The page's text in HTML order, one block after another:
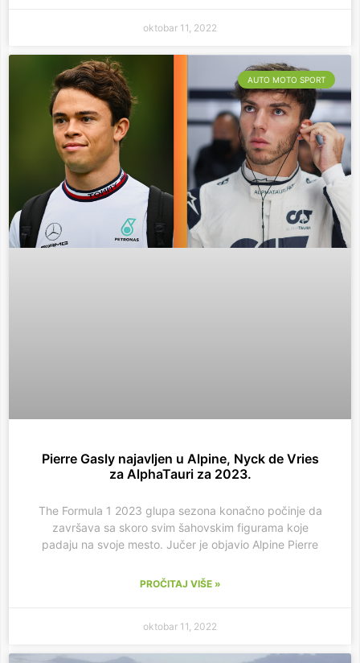
oktobar 11, 2022
AUTO MOTO SPORT
Pierre Gasly najavljen u Alpine, Nyck de Vries
za AlphaTauri za 2023.
The Formula 1 2023 glupa sezona konačno počinje da
završava sa skoro svim šahovskim figurama koje
padaju na svoje mesto. Jučer je objavio Alpine Pierre
PROČITAJ VIŠE »
oktobar 11, 2022